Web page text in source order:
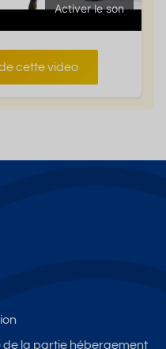
Activer le son
cette video
de la partie hébergement